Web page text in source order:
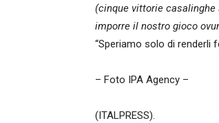
(cinque vittorie casalinghe
imporre il nostro gioco
“Speriamo solo di renderli
– Foto IPA Agency –
(ITALPRESS).